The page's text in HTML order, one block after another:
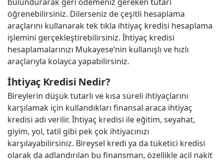
öğrenebilirsiniz. Dilerseniz de çeşitli hesaplama
araçlarını kullanarak tek tıkla ihtiyaç kredisi hesaplama
işlemini gerçekleştirebilirsiniz. İhtiyaç kredisi
hesaplamalarınızı Mukayese’nin kullanışlı ve hızlı
araçlarıyla kolayca yapabilirsiniz.
İhtiyaç Kredisi Nedir?
Bireylerin düşük tutarlı ve kısa süreli ihtiyaçlarını
karşılamak için kullandıkları finansal araca ihtiyaç
kredisi adı verilir. İhtiyaç kredisi ile eğitim, seyahat,
giyim, yol, tatil gibi pek çok ihtiyacınızı
karşılayabilirsiniz. Bireysel kredi ya da tüketici kredisi
olarak da adlandırılan bu finansman, özellikle acil nakit